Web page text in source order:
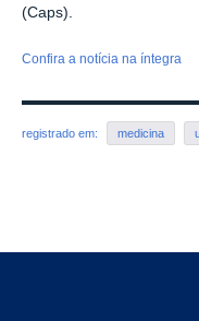
(Caps).
Confira a notícia na íntegra
registrado em: medicina